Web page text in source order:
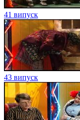
41 випуск
43 випуск